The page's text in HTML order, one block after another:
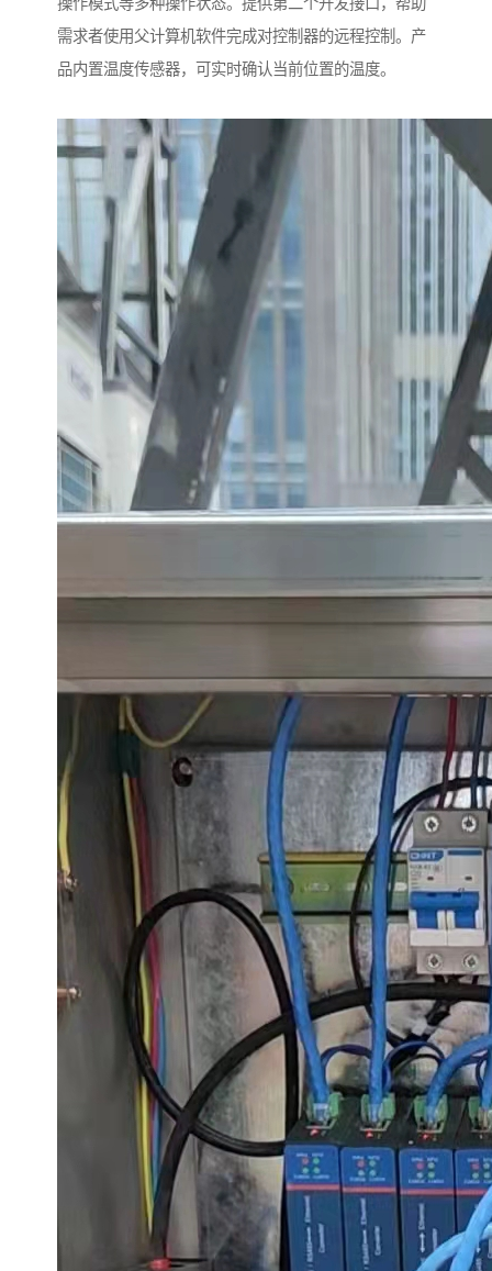
需求者使用父计算机软件完成对控制器的远程控制。产
品内置温度传感器，可实时确认当前位置的温度。